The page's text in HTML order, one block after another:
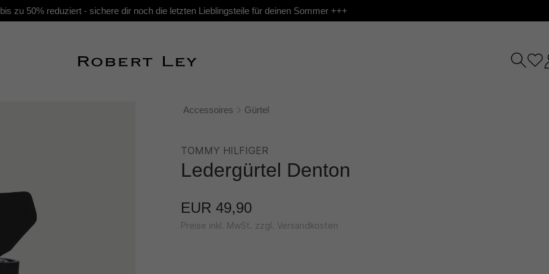
zu 50% reduziert - sichere dir noch die letzten Lieblingsteile für deinen Sommer +++
Accessoires Gürtel
TOMMY HILFIGER
Ledergürtel Denton
EUR 49,90
Preise inkl. MwSt. zzgl. Versandkosten